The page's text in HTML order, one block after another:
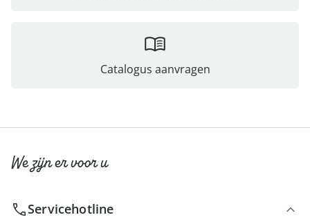
Catalogus aanvragen
We zijn er voor u
Servicehotline